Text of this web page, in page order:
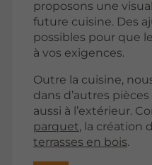
proposons une
future cuisine. Des
possibles pour que
à vos exigences.
Outre la cuisine,
dans d’autres
aussi à l’extérieur.
parquet, la création
terrasses en bois.